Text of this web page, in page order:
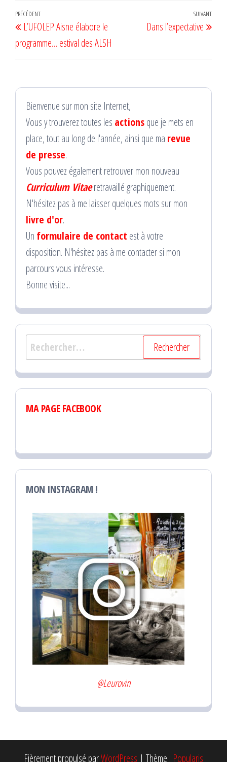
Navigation
de
l’article
Article
précédent
PRÉCÉDENT
L’UFOLEP Aisne élabore le
programme… estival des ALSH
SUIVANT
Dans l’expectative
Bienvenue sur mon site Internet,
Vous y trouverez toutes les actionsque je mets en
place, tout au long de l'année, ainsi que ma revue
de presse.
Vous pouvez également retrouver mon nouveau
Curriculum Vitaeretravaillé graphiquement.
N'hésitez pas à me laisser quelques mots sur mon
livre d'or.
Un formulaire de contact est à votre
disposition. N'hésitez pas à me contacter si mon
parcours vous intéresse.
Bonne visite...
Rechercher :
MA PAGE FACEBOOK
MON INSTAGRAM !
@Leurovin
Fièrement propulsé parWordPress | Thème : Popularis